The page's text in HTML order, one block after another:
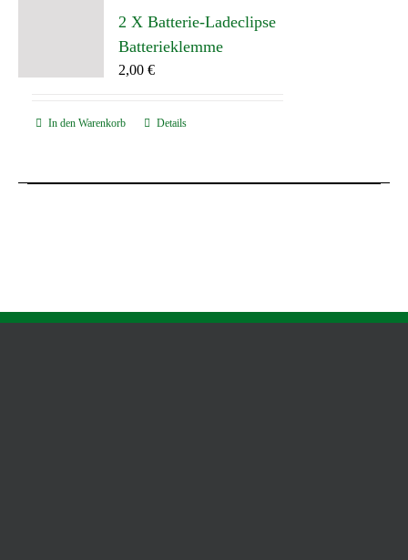
2 X Batterie-Ladeclipse
Batterieklemme
2,00 €
In den Warenkorb Details